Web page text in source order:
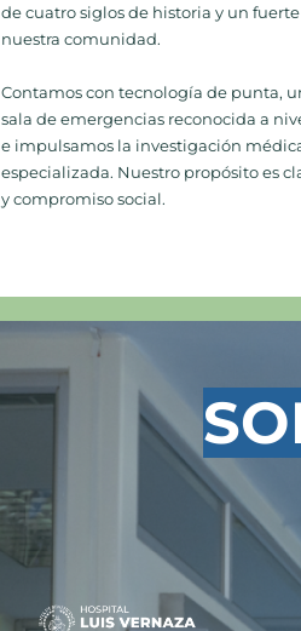
de cuatro siglos de historia y un
nuestra comunidad.
Contamos con tecnología de punta,
sala de emergencias reconocida a
e impulsamos la investigación
especializada. Nuestro propósito es
y compromiso social.